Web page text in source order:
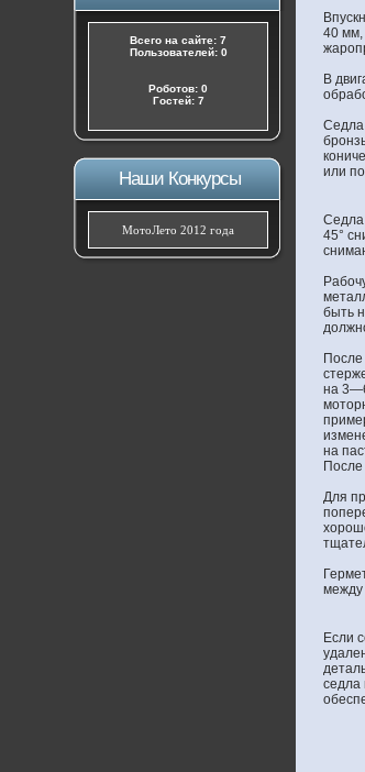
Всего на сайте: 7
Пользователей: 0
Роботов: 0
Гостей: 7
Наши Конкурсы
МотоЛето 2012 года
40 мм,
В
Седла
или
Седла
45°
быть
на
на
Для
между
Если
седла